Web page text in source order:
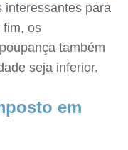
interessantes para
fim, os
também
seja inferior.
em